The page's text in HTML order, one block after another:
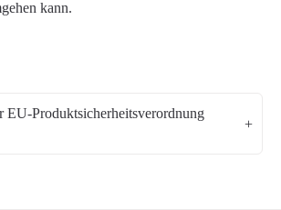
kann.
EU-Produktsicherheitsverordnung